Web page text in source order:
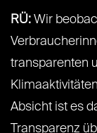
RÜ: Wir
transparenten
Absicht ist es
Transparenz